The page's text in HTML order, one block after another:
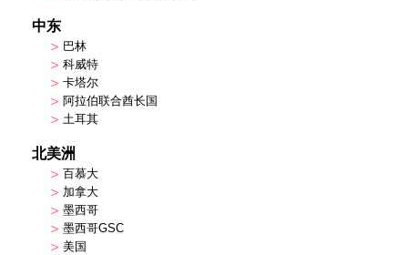
中东
> 巴林
> 科威特
> 卡塔尔
> 阿拉伯联合酋长国
> 土耳其
北美洲
> 百慕大
> 加拿大
> 墨西哥
> 墨西哥GSC
> 美国